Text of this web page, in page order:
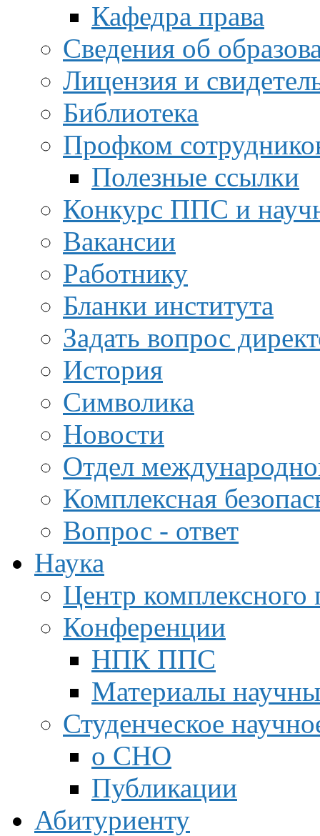
Кафедра права
Сведения об
Лицензия и
Библиотека
Профком
Полезные ссылки
Конкурс ППС и
Вакансии
Работнику
Бланки института
Задать вопрос
История
Символика
Новости
Отдел
Комплексная
Вопрос - ответ
Наука
Центр
Конференции
НПК ППС
Материалы
Студенческое
о СНО
Публикации
Абитуриенту